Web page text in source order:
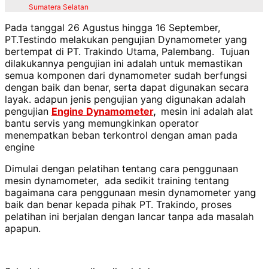
Sumatera Selatan
Pada tanggal 26 Agustus hingga 16 September,
PT.Testindo melakukan pengujian Dynamometer yang
bertempat di PT. Trakindo Utama, Palembang. Tujuan
dilakukannya pengujian ini adalah untuk memastikan
semua komponen dari dynamometer sudah berfungsi
dengan baik dan benar, serta dapat digunakan secara
layak. adapun jenis pengujian yang digunakan adalah
pengujian Engine Dynamometer, mesin ini adalah alat
bantu servis yang memungkinkan operator
menempatkan beban terkontrol dengan aman pada
engine
Dimulai dengan pelatihan tentang cara penggunaan
mesin dynamometer, ada sedikit training tentang
bagaimana cara penggunaan mesin dynamometer yang
baik dan benar kepada pihak PT. Trakindo, proses
pelatihan ini berjalan dengan lancar tanpa ada masalah
apapun.